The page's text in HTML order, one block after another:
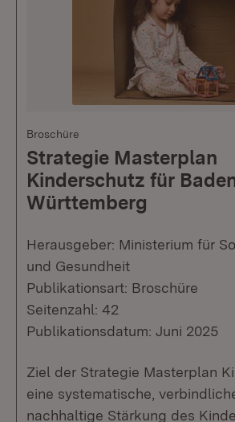
Broschüre
Strategie Masterplan
Kinderschutz für
Württemberg
Herausgeber: Ministerium für
und Gesundheit
Publikationsart: Broschüre
Seitenzahl: 42
Publikationsdatum: Juni 2025
Ziel der Strategie Masterplan
eine systematische,
nachhaltige Stärkung des